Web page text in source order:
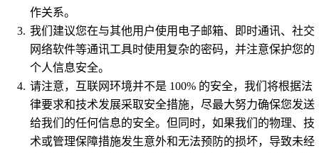
作关系。
我们建议您在与其他用户使用电子邮箱、即时通讯、社交
网络软件等通讯工具时使用复杂的密码，并注意保护您的
个人信息安全。
请注意，互联网环境并不是 100% 的安全，我们将根据法
律要求和技术发展采取安全措施，尽最大努力确保您发送
给我们的任何信息的安全。但同时，如果我们的物理、技
术或管理保障措施发生意外和无法预防的损坏，导致未经